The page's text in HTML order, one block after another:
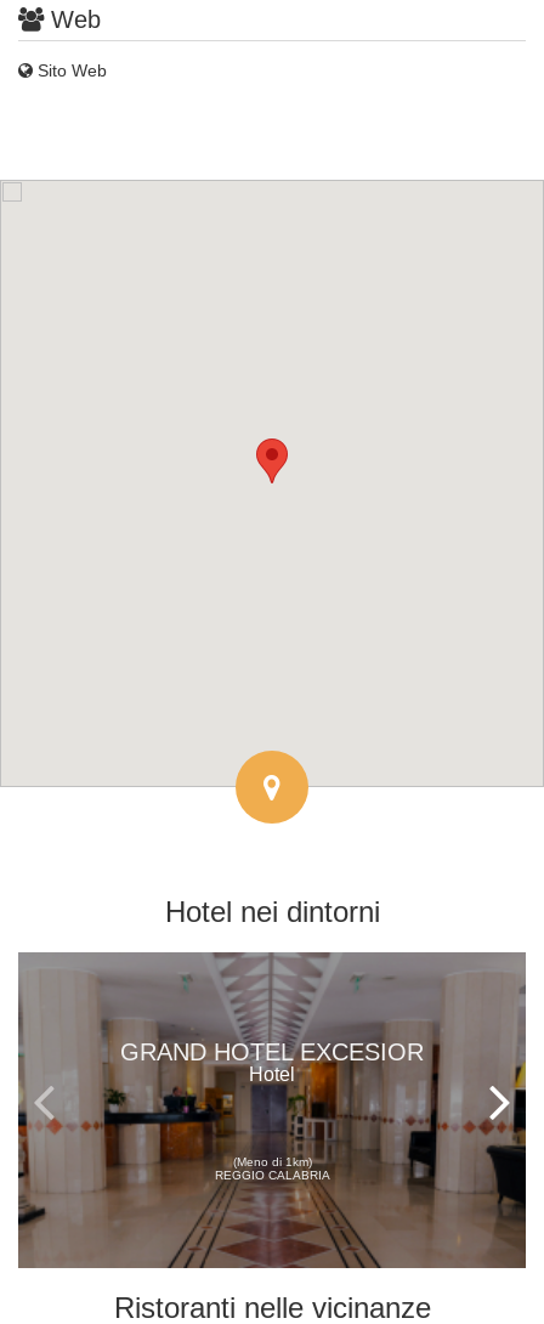
Web
Sito Web
Hotel nei dintorni
GRAND HOTEL EXCESIOR
Hotel
(Meno di 1km)
REGGIO CALABRIA
Ristoranti nelle vicinanze